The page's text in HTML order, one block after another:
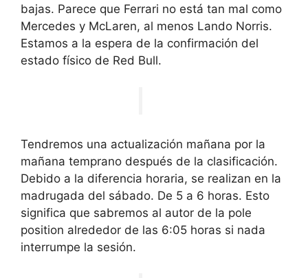
bajas. Parece que Ferrari no está tan mal como
Mercedes y McLaren, al menos Lando Norris.
Estamos a la espera de la confirmación del
estado físico de Red Bull.
Tendremos una actualización mañana por la
mañana temprano después de la clasificación.
Debido a la diferencia horaria, se realizan en la
madrugada del sábado. De 5 a 6 horas. Esto
significa que sabremos al autor de la pole
position alrededor de las 6:05 horas si nada
interrumpe la sesión.